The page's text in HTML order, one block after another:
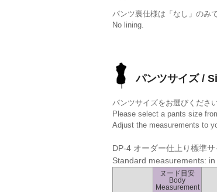
パンツ裏仕様は「なし」のみで
No lining.
パンツサイズ /
パンツサイズをお選びくださ
Please select a pants size
Adjust the measurements to
DP-4 オーダー仕上り標準
Standard measurements:
ヌード目安
Body
Measurement